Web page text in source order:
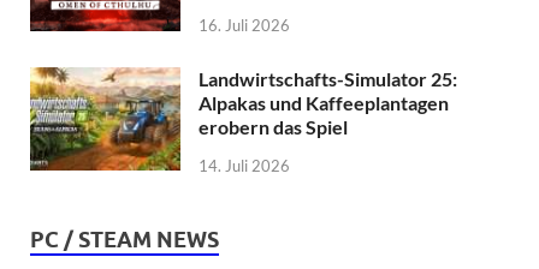
16. Juli 2026
Landwirtschafts-Simulator 25:
Alpakas und Kaffeeplantagen
erobern das Spiel
14. Juli 2026
PC / STEAM NEWS